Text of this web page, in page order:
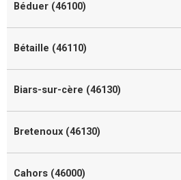
Béduer (46100)
Bétaille (46110)
Biars-sur-cère (46130)
Bretenoux (46130)
Cahors (46000)